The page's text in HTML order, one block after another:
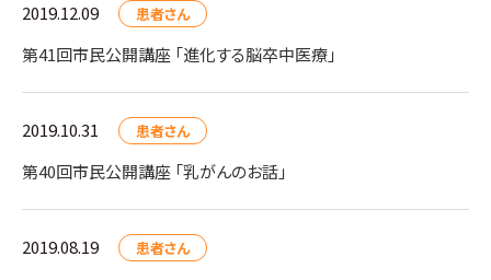
2019.12.09 患者さん
第41回市民公開講座 「進化する脳卒中医療」
2019.10.31 患者さん
第40回市民公開講座 「乳がんのお話」
2019.08.19 患者さん